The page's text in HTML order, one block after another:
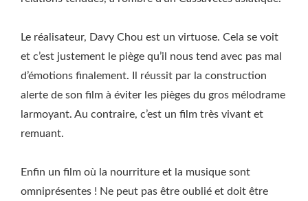
Le réalisateur, Davy Chou est un virtuose. Cela se voit
et c’est justement le piège qu’il nous tend avec pas mal
d’émotions finalement. Il réussit par la construction
alerte de son film à éviter les pièges du gros mélodrame
larmoyant. Au contraire, c’est un film très vivant et
remuant.
Enfin un film où la nourriture et la musique sont
omniprésentes ! Ne peut pas être oublié et doit être